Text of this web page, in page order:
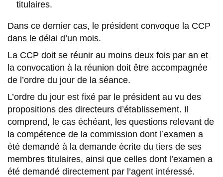
titulaires.
Dans ce dernier cas, le président convoque la CCP
dans le délai d’un mois.
La CCP doit se réunir au moins deux fois par an et
la convocation à la réunion doit être accompagnée
de l’ordre du jour de la séance.
L’ordre du jour est fixé par le président au vu des
propositions des directeurs d’établissement. Il
comprend, le cas échéant, les questions relevant de
la compétence de la commission dont l’examen a
été demandé à la demande écrite du tiers de ses
membres titulaires, ainsi que celles dont l’examen a
été demandé directement par l’agent intéressé.